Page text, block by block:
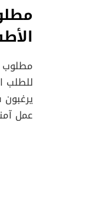
مطلوب
للطلب
عمل